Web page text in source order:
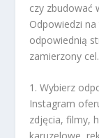
czy zbudować
Odpowiedzi
odpowiednią
zamierzony cel.
1. Wybierz
Instagram
zdjęcia, filmy,